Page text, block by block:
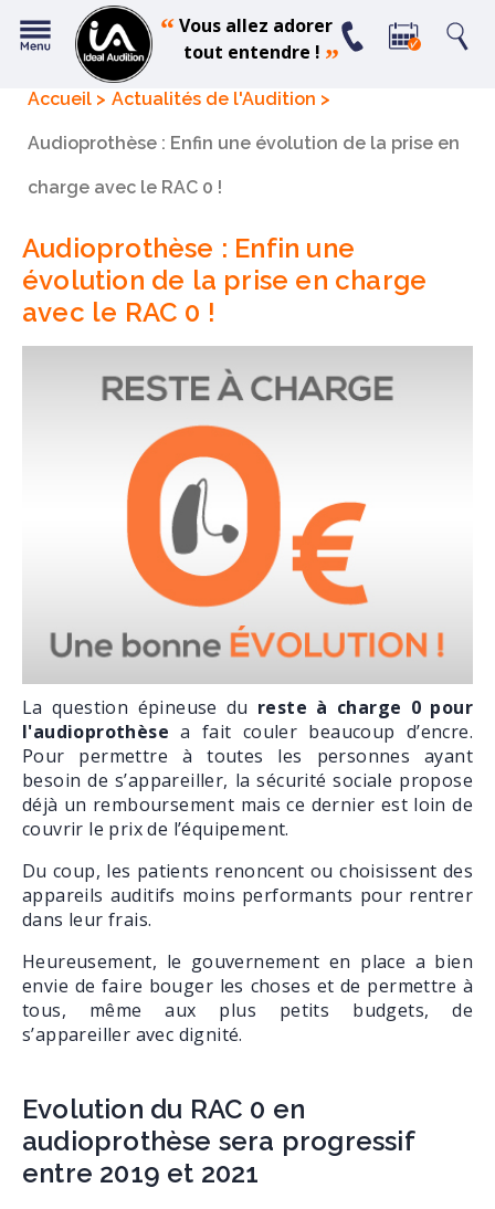
“Vous allez adorer
tout entendre ! ”
Accueil Actualités de l'Audition
Audioprothèse : Enfin une évolution de la prise en
charge avec le RAC 0 !
Audioprothèse : Enfin une
évolution de la prise en charge
avec le RAC 0 !
La question épineuse du reste à charge 0 pour
l'audioprothèsea fait couler beaucoup d’encre.
Pour permettre à toutes les personnes ayant
besoin de s’appareiller, la sécurité sociale propose
déjà un remboursement mais ce dernier est loin de
couvrir le prix de l’équipement.
Du coup, les patients renoncent ou choisissent des
appareils auditifs moins performants pour rentrer
dans leur frais.
Heureusement, le gouvernement en place a bien
envie de faire bouger les choses et de permettre à
tous, même aux plus petits budgets, de
s’appareiller avec dignité.
Evolution du RAC 0 en
audioprothèse sera progressif
entre 2019 et 2021